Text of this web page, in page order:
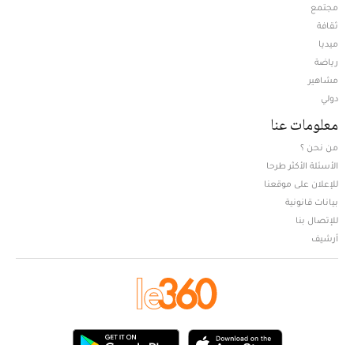
مجتمع
ثقافة
ميديا
رياضة
مشاهير
دولي
معلومات عنا
من نحن ؟
الأسئلة الأكثر طرحا
للإعلان على موقعنا
بيانات قانونية
للإتصال بنا
أرشيف